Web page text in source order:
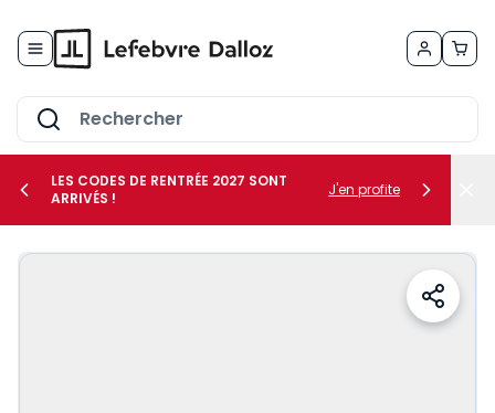
le sous-menu Vos métiers
LES CODES DE RENTRÉE 2027 SONT
ARRIVÉS !
J'en profite